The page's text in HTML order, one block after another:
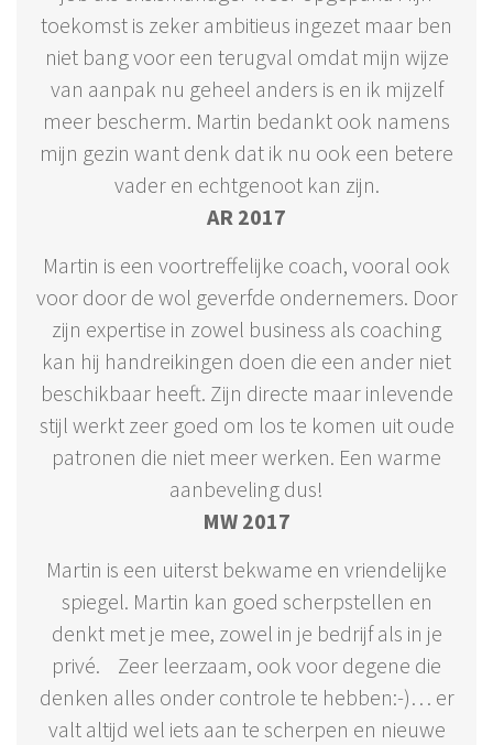
toekomst is zeker ambitieus ingezet maar ben
niet bang voor een terugval omdat mijn wijze
van aanpak nu geheel anders is en ik mijzelf
meer bescherm. Martin bedankt ook namens
mijn gezin want denk dat ik nu ook een betere
vader en echtgenoot kan zijn.
AR 2017
Martin is een voortreffelijke coach, vooral ook
voor door de wol geverfde ondernemers. Door
zijn expertise in zowel business als coaching
kan hij handreikingen doen die een ander niet
beschikbaar heeft. Zijn directe maar inlevende
stijl werkt zeer goed om los te komen uit oude
patronen die niet meer werken. Een warme
aanbeveling dus!
MW 2017
Martin is een uiterst bekwame en vriendelijke
spiegel. Martin kan goed scherpstellen en
denkt met je mee, zowel in je bedrijf als in je
privé. Zeer leerzaam, ook voor degene die
denken alles onder controle te hebben:-)… er
valt altijd wel iets aan te scherpen en nieuwe